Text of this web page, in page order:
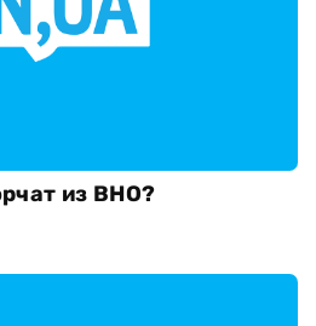
из ВНО?